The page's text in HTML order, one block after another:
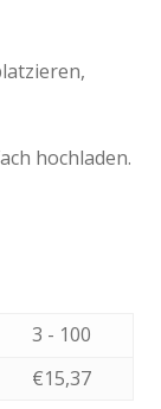
hochladen.
3 - 100
€15,37